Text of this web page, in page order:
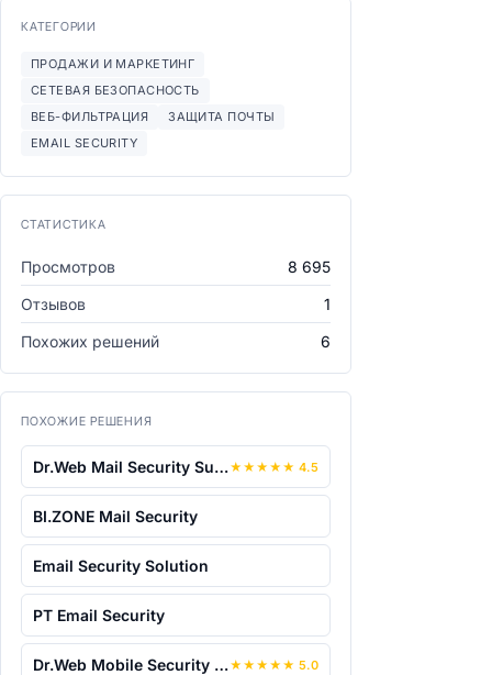
КАТЕГОРИИ
ПРОДАЖИ И МАРКЕТИНГ
СЕТЕВАЯ БЕЗОПАСНОСТЬ
ВЕБ-ФИЛЬТРАЦИЯ
ЗАЩИТА ПОЧТЫ
EMAIL SECURITY
СТАТИСТИКА
Просмотров
8 695
Отзывов
1
Похожих решений
6
ПОХОЖИЕ РЕШЕНИЯ
Dr.Web Mail Security Suite★ ★ ★ ★ ★ 4.5
BI.ZONE Mail Security
Email Security Solution
PT Email Security
Dr.Web Mobile Security Suite★ ★ ★ ★ ★ 5.0